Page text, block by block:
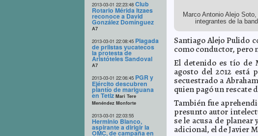
2013-03-01 22:23:48 Club
Rotario Mérida Itzaes
reconoce a David
González Domínguez
A7
2013-03-01 22:08:45 Plagada
de priistas yucatecos
la protesta de
Aristóteles Sandoval
A7
2013-03-01 22:06:45 PGR y
Ejército descubren
plantío de mariguana
en Tetiz Mari Tere
Menéndez Monforte
2013-03-01 22:03:55
Herminio Blanco,
aspirante a dirigir la
OMC, de campaña en
Marco Antonio Alejo
integrantes de la
Santiago Alejo Pulido
como conductor, pero
El detenido es tío de
agosto del 2012 está
secuestrado a
quien pagó un rescate
También fue
presunto autor
se le acusa de planear
adicional, el de Javier